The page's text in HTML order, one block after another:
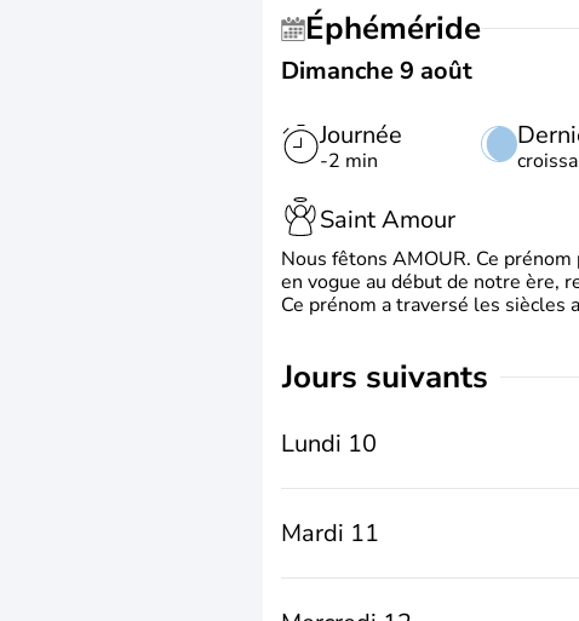
Éphéméride
Dimanche 9 août
Journée
-2 min
Saint Amour
Nous fêtons AMOUR. Ce
en vogue au début de notre ère,
Ce prénom a traversé les
jours suivants
Lundi 10
Mardi 11